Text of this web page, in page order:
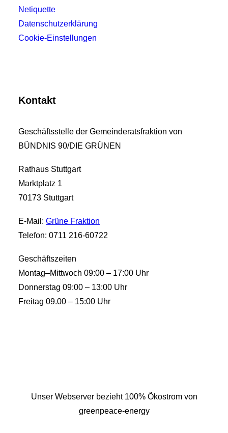
Netiquette
Datenschutzerklärung
Cookie-Einstellungen
Kontakt
Geschäftsstelle der Gemeinderatsfraktion von
BÜNDNIS 90/DIE GRÜNEN
Rathaus Stuttgart
Marktplatz 1
70173 Stuttgart
E-Mail: Grüne Fraktion
Telefon: 0711 216-60722
Geschäftszeiten
Montag–Mittwoch 09:00 – 17:00 Uhr
Donnerstag 09:00 – 13:00 Uhr
Freitag 09.00 – 15:00 Uhr
Unser Webserver bezieht 100% Ökostrom von
greenpeace-energy